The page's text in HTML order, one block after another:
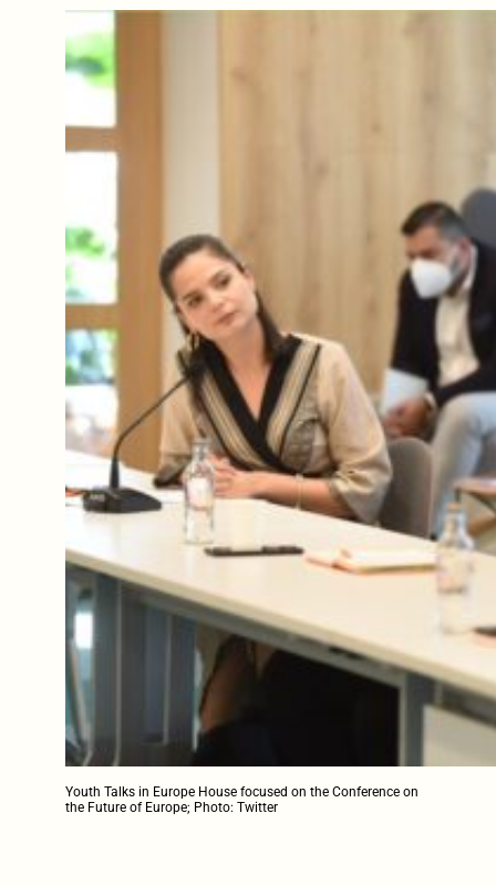
Youth Talks in Europe House focused on the Conference on
the Future of Europe; Photo: Twitter